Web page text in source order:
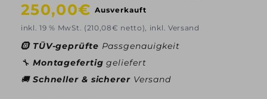
Normaler
Preis
250,00€ Ausverkauft
inkl. 19 % MwSt. (210,08€ netto), inkl. Versand
🛞 TÜV-geprüfte Passgenauigkeit
🔧 Montagefertiggeliefert
🚚 Schneller & sicherer Versand